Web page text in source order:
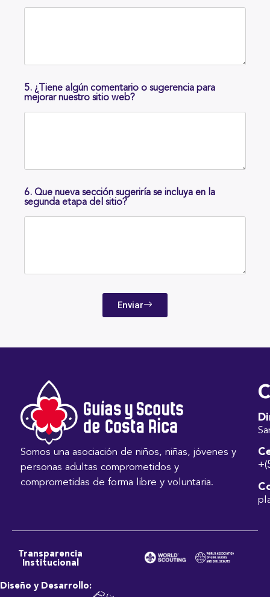
5. ¿Tiene algún comentario o sugerencia para
mejorar nuestro sitio web?
6. Que nueva sección sugeriría se incluya en la
segunda etapa del sitio?
Enviar
Somos una asociación de niños, niñas, jóvenes y
personas adultas comprometidos y
comprometidas de forma libre y voluntaria.
Transparencia
Institucional
Diseño y Desarrollo: